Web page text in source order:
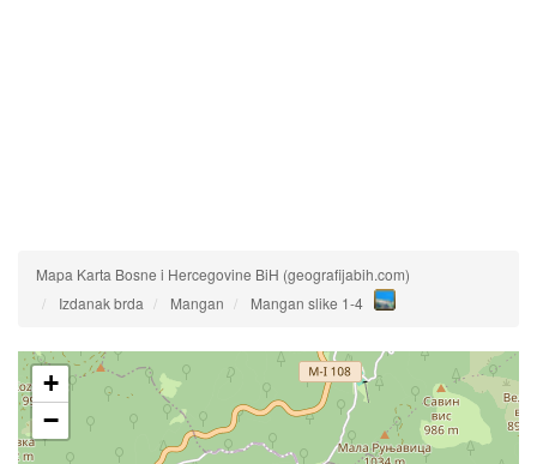
Mapa Karta Bosne i Hercegovine BiH (geografijabih.com)
Izdanak brda
Mangan Mangan slike 1-4
+
−